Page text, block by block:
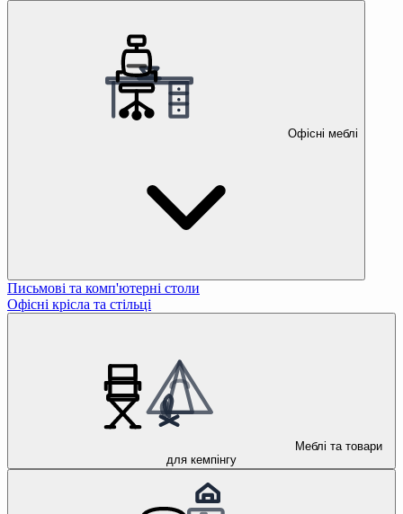
Офісні меблі
Письмові та комп'ютерні столи
Офісні крісла та стільці
Меблі та товари
для кемпінгу